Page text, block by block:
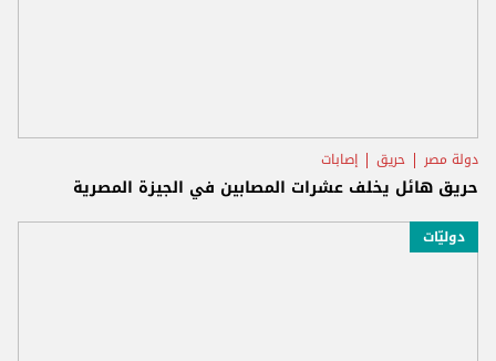
دولة مصر حريق إصابات
حريق هائل يخلف عشرات المصابين في الجيزة المصرية
دوليّات